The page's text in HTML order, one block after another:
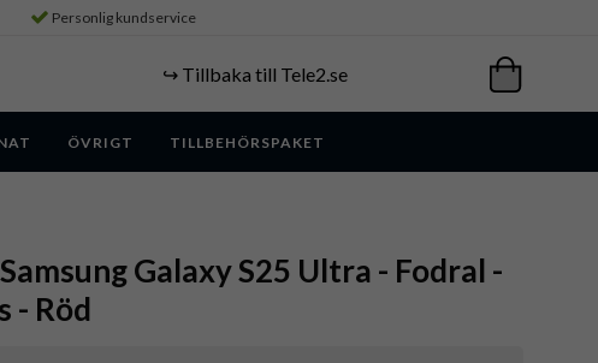
Personlig kundservice
↪️ Tillbaka till Tele2.se
ÖVRIGT TILLBEHÖRSPAKET
Galaxy S25 Ultra - Fodral -
- Röd